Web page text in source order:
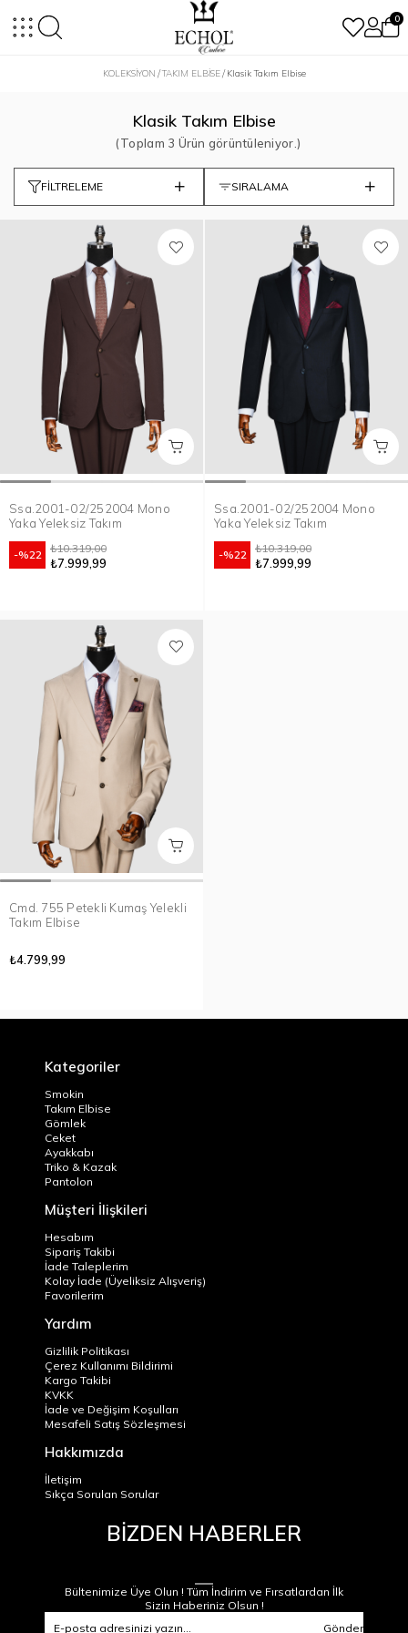
0
KOLEKSİYON TAKIM ELBİSE Klasik Takım Elbise
Klasik Takım Elbise
FILTRELEME SIRALAMA
3 Ürün
Ssa.2001-02/252004 Mono
Yaka Yeleksiz Takım
%22
₺7.999,99
₺10.319,00
Ssa.2001-02/252004 Mono
Yaka Yeleksiz Takım
%22
₺7.999,99
₺10.319,00
Cmd. 755 Petekli Kumaş Yelekli
Takım Elbise
₺4.799,99
Kategoriler
Smokin
Takım Elbise
Gömlek
Ceket
Ayakkabı
Triko & Kazak
Pantolon
Müşteri İlişkileri
Hesabım
Sipariş Takibi
İade Taleplerim
Kolay İade (Üyeliksiz Alışveriş)
Favorilerim
Yardım
Gizlilik Politikası
Çerez Kullanımı Bildirimi
Kargo Takibi
KVKK
İade ve Değişim Koşulları
Mesafeli Satış Sözleşmesi
Hakkımızda
İletişim
Sıkça Sorulan Sorular
BİZDEN HABERLER
Bültenimize Üye Olun ! Tüm İndirim ve Fırsatlardan İlk
Sizin Haberiniz Olsun !
Gönder